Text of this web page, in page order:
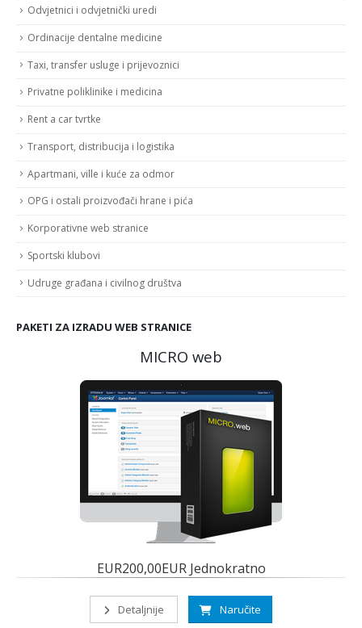
Odvjetnici i odvjetnički uredi
Ordinacije dentalne medicine
Taxi, transfer usluge i prijevoznici
Privatne poliklinike i medicina
Rent a car tvrtke
Transport, distribucija i logistika
Apartmani, ville i kuće za odmor
OPG i ostali proizvođači hrane i pića
Korporativne web stranice
Sportski klubovi
Udruge građana i civilnog društva
PAKETI ZA IZRADU WEB STRANICE
MICRO web
EUR200,00EUR Jednokratno
Detaljnije Naručite